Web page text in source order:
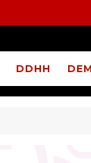
DDHH